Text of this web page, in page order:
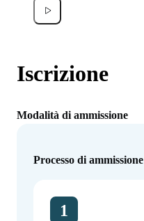
Iscrizione
Modalità di ammissione
Processo di ammissione
1